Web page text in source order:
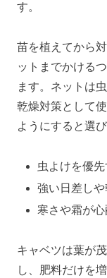
す。
苗を植えてから
ットまでかける
ます。ネットは
乾燥対策として
ようにすると選
虫よけを優
強い日差し
寒さや霜が
キャベツは葉が
し、肥料だけを